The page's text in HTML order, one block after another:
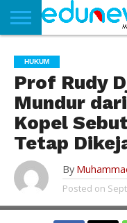
NEWS
EDUNEWS
LITERASI
PUSTAKA
SOSOK
TEKNO
KHASANAH
SASTRA
HUKUM
Prof Rudy
Mundur
Kopel
Tetap
By
Posted on